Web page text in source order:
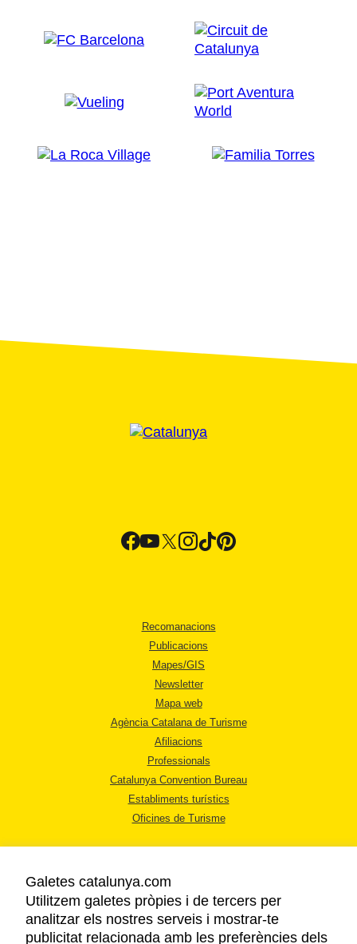
Recomanacions
Publicacions
Mapes/GIS
Newsletter
Mapa web
Agència Catalana de Turisme
Afiliacions
Professionals
Catalunya Convention Bureau
Establiments turístics
Oficines de Turisme
AVÍS LEGAL
Galetes catalunya.com
Utilitzem galetes pròpies i de tercers per
analitzar els nostres serveis i mostrar-te
publicitat relacionada amb les preferències dels